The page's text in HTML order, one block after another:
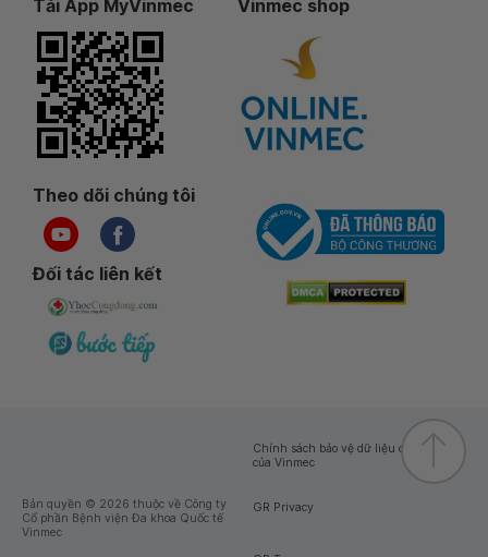
Tải App MyVinmec Vinmec shop
Theo dõi chúng tôi
Đối tác liên kết
Bản quyền © 2026 thuộc về Công ty
Cổ phần Bệnh viện Đa khoa Quốc tế
Vinmec
Chính sách bảo vệ dữ liệu cá nhân
của Vinmec
GR Privacy